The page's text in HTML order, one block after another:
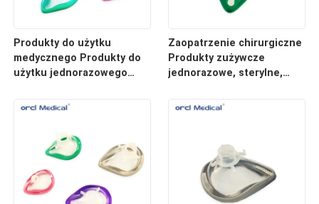
Produkty do użytku
medycznego Produkty do
użytku jednorazowego
znieczulenia Maska
lateksu Maska
znieczulająca w celu
uniknięcia reakcji
alergicznych
Zaopatrzenie chirurgiczne
Produkty zużywcze
jednorazowe, sterylne,
znieczulające dla